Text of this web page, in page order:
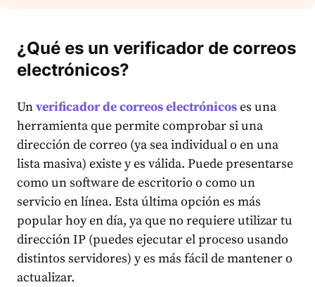
¿Qué es un verificador de correos
electrónicos?
Unverificador de correos electrónicoses una
herramienta que permite comprobar si una
dirección de correo (ya sea individual o en una
lista masiva) existe y es válida. Puede presentarse
como un software de escritorio o como un
servicio en línea. Esta última opción es más
popular hoy en día, ya que no requiere utilizar tu
dirección IP (puedes ejecutar el proceso usando
distintos servidores) y es más fácil de mantener o
actualizar.